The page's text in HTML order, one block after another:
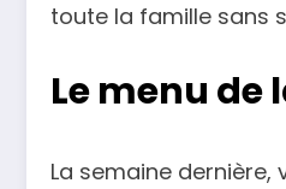
toute la famille sans
Le menu de
La semaine dernière,